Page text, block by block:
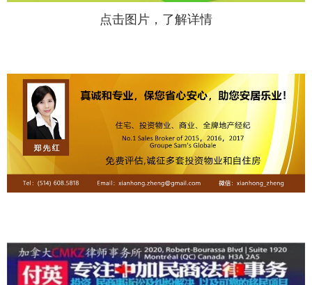
点击图片，了解详情